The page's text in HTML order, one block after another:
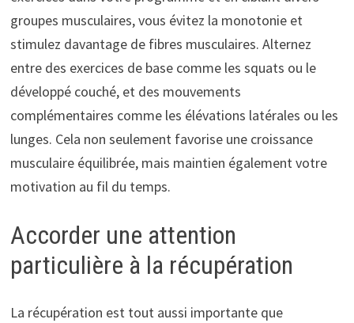
groupes musculaires, vous évitez la monotonie et
stimulez davantage de fibres musculaires. Alternez
entre des exercices de base comme les squats ou le
développé couché, et des mouvements
complémentaires comme les élévations latérales ou les
lunges. Cela non seulement favorise une croissance
musculaire équilibrée, mais maintien également votre
motivation au fil du temps.
Accorder une attention
particulière à la récupération
La récupération est tout aussi importante que